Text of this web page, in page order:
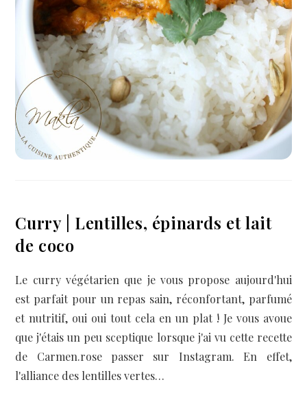
Curry | Lentilles, épinards et lait
de coco
Le curry végétarien que je vous propose aujourd'hui
est parfait pour un repas sain, réconfortant, parfumé
et nutritif, oui oui tout cela en un plat ! Je vous avoue
que j'étais un peu sceptique lorsque j'ai vu cette recette
de Carmen.rose passer sur Instagram. En effet,
l'alliance des lentilles vertes…